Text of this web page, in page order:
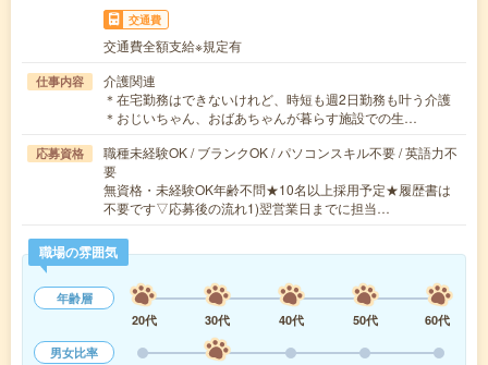
交通費
交通費全額支給※規定有
仕事内容
介護関連
＊在宅勤務はできないけれど、時短も週2日勤務も叶う介護
＊おじいちゃん、おばあちゃんが暮らす施設での生…
応募資格
職種未経験OK / ブランクOK / パソコンスキル不要 / 英語力不
要
無資格・未経験OK年齢不問★10名以上採用予定★履歴書は
不要です▽応募後の流れ1)翌営業日までに担当…
職場の雰囲気
年齢層
20代
30代 40代 50代
60代
男女比率